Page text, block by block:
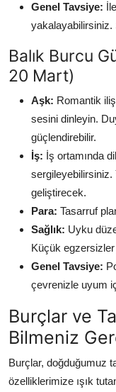
Genel Tavsiye:
yakalayabilirsiniz.
Balık Burcu
20 Mart)
Aşk: Romantik
sesini dinleyin.
güçlendirebilir.
İş: İş ortamında
geliştirecek.
Para: Tasarruf
Sağlık: Uyku
Küçük
Genel Tavsiye:
çevrenizle uyum
Burçlar ve
Bilmeniz
Burçlar, doğduğumuz
özelliklerimize ışık